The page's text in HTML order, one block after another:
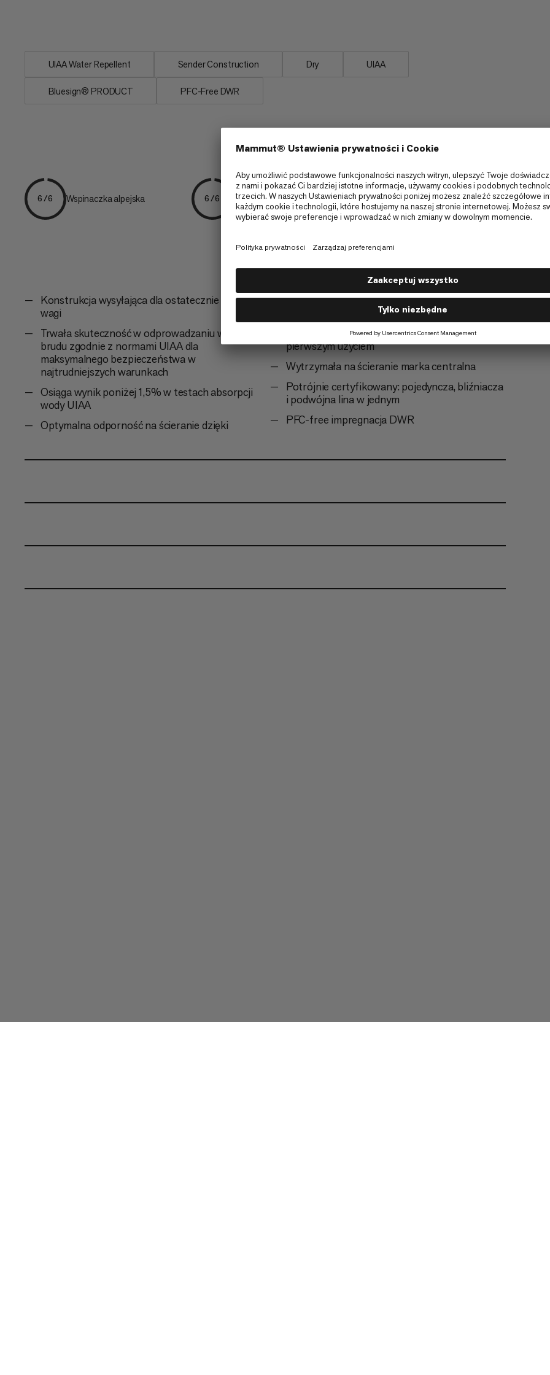
UIAA Water Repellent Sender Construction Dry UIAA
Bluesign® PRODUCT PFC-Free DWR
6/6 Wspinaczka alpejska 6/6
Wspinaczka lodowa i miesz
ana
6/6 Wspinaczka wysokogórska
Konstrukcja wysyłająca dla ostatecznie lekkiej
wagi
Trwała skuteczność w odprowadzaniu wody i
brudu zgodnie z normami UIAA dla
maksymalnego bezpieczeństwa w
najtrudniejszych warunkach
Osiąga wynik poniżej 1,5% w testach absorpcji
wody UIAA
Optymalna odporność na ścieranie dzięki
wykończeniu Dry.
Gotowy do wspinaczki: lina przychodzi bez
splątania i nie wymaga odwijania przed
pierwszym użyciem
Wytrzymała na ścieranie marka centralna
Potrójnie certyfikowany: pojedyncza, bliźniacza
i podwójna lina w jednym
PFC-free impregnacja DWR